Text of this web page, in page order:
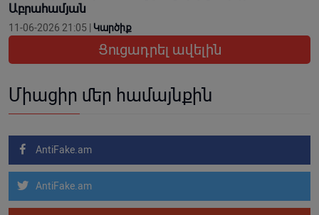
Աբրահամյան
11-06-2026 21:05 | Կարծիք
Ցուցադրել ավելին
Միացիր մեր համայնքին
AntiFake.am
AntiFake.am